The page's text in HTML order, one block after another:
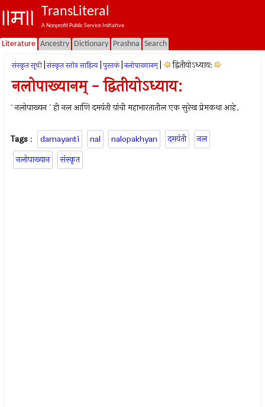
TransLiteral
A Nonprofit Public Service Initiative.
Literature Ancestry Dictionary Prashna Search
संस्कृत सूची संस्कृत स्तोत्र साहित्य पुस्तकं नलोपाख्यानम् द्वितीयो‍ऽध्याय:
नलोपाख्यानम् - द्वितीयो‍ऽध्याय:
` नलोपाख्यन ` ही नल आणि दमयंती यांची महाभारतातील एक सुरेख प्रेमकथा आहे.
Tags : damayanti nal nalopakhyan दमयंती
नल
नलोपाख्यान
संस्कृत